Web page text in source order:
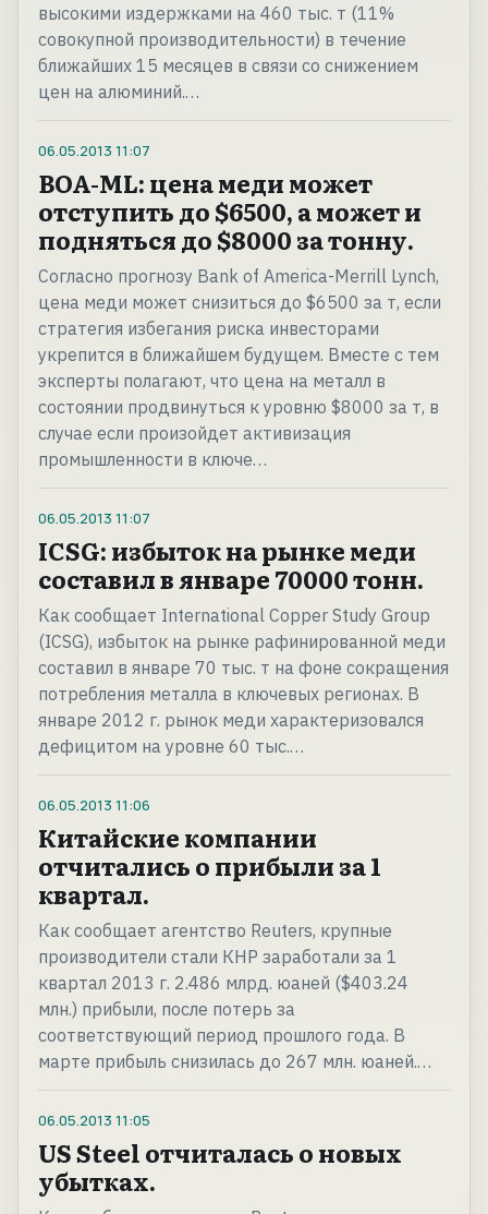
высокими издержками на 460 тыс. т (11%
совокупной производительности) в течение
ближайших 15 месяцев в связи со снижением
цен на алюминий.…
06.05.2013 11:07
BOA-ML: цена меди может
отступить до $6500, а может и
подняться до $8000 за тонну.
Согласно прогнозу Bank of America-Merrill Lynch,
цена меди может снизиться до $6500 за т, если
стратегия избегания риска инвесторами
укрепится в ближайшем будущем. Вместе с тем
эксперты полагают, что цена на металл в
состоянии продвинуться к уровню $8000 за т, в
случае если произойдет активизация
промышленности в ключе…
06.05.2013 11:07
ICSG: избыток на рынке меди
составил в январе 70000 тонн.
Как сообщает International Copper Study Group
(ICSG), избыток на рынке рафинированной меди
составил в январе 70 тыс. т на фоне сокращения
потребления металла в ключевых регионах. В
январе 2012 г. рынок меди характеризовался
дефицитом на уровне 60 тыс.…
06.05.2013 11:06
Китайские компании
отчитались о прибыли за 1
квартал.
Как сообщает агентство Reuters, крупные
производители стали КНР заработали за 1
квартал 2013 г. 2.486 млрд. юаней ($403.24
млн.) прибыли, после потерь за
соответствующий период прошлого года. В
марте прибыль снизилась до 267 млн. юаней.…
06.05.2013 11:05
US Steel отчиталась о новых
убытках.